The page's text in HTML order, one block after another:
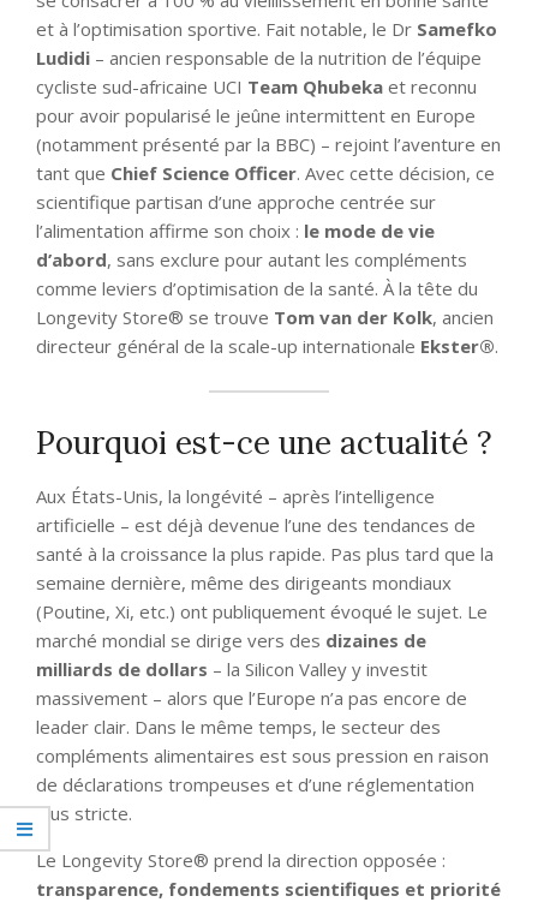
et à l’optimisation sportive. Fait notable, le Dr Samefko
Ludidi – ancien responsable de la nutrition de l’équipe
cycliste sud-africaine UCI Team Qhubeka et reconnu
pour avoir popularisé le jeûne intermittent en Europe
(notamment présenté par la BBC) – rejoint l’aventure en
tant que Chief Science Officer. Avec cette décision, ce
scientifique partisan d’une approche centrée sur
l’alimentation affirme son choix : le mode de vie
d’abord, sans exclure pour autant les compléments
comme leviers d’optimisation de la santé. À la tête du
Longevity Store® se trouve Tom van der Kolk, ancien
directeur général de la scale-up internationale Ekster®.
Pourquoi est-ce une actualité ?
Aux États-Unis, la longévité – après l’intelligence
artificielle – est déjà devenue l’une des tendances de
santé à la croissance la plus rapide. Pas plus tard que la
semaine dernière, même des dirigeants mondiaux
(Poutine, Xi, etc.) ont publiquement évoqué le sujet. Le
marché mondial se dirige vers des dizaines de
milliards de dollars – la Silicon Valley y investit
massivement – alors que l’Europe n’a pas encore de
leader clair. Dans le même temps, le secteur des
compléments alimentaires est sous pression en raison
de déclarations trompeuses et d’une réglementation
plus stricte.
Le Longevity Store® prend la direction opposée :
transparence, fondements scientifiques et priorité